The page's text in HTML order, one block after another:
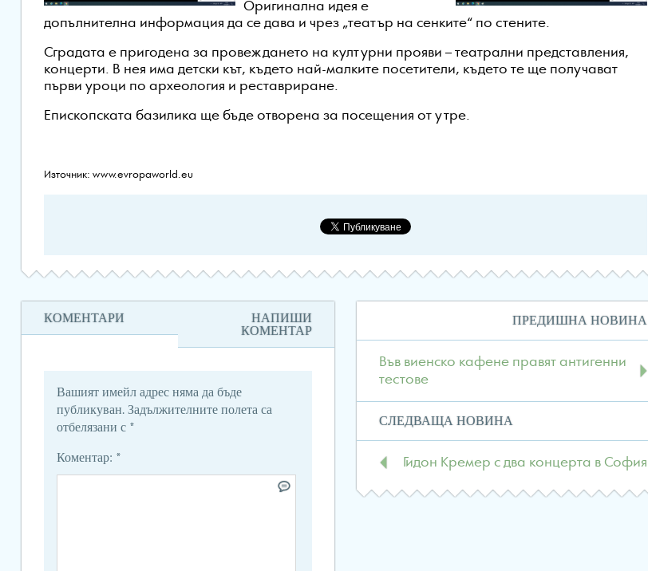
Оригинална идея е
допълнителна информация да се дава и чрез „театър на сенките“ по стените.
Сградата е пригодена за провеждането на културни прояви – театрални представления,
концерти. В нея има детски кът, където най-малките посетители, където те ще получават
първи уроци по археология и реставриране.
Епископската базилика ще бъде отворена за посещения от утре.
Източник: www.evropaworld.eu
КОМЕНТАРИ
НАПИШИ
КОМЕНТАР
Вашият имейл адрес няма да бъде
публикуван. Задължителните полета са
отбелязани с *
Коментар: *
в
публикациите
ПРЕДИШНА НОВИНА
Във виенско кафене правят антигенни
тестове
СЛЕДВАЩА НОВИНА
Гидон Кремер с два концерта в София